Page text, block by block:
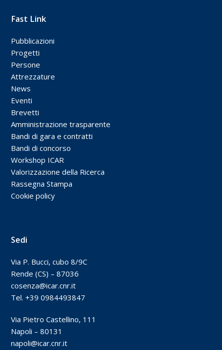
Fast Link
Pubblicazioni
Progetti
Persone
Attrezzature
News
Eventi
Brevetti
Amministrazione trasparente
Bandi di gara e contratti
Bandi di concorso
Workshop ICAR
Valorizzazione della Ricerca
Rassegna Stampa
Cookie policy
Sedi
Via P. Bucci, cubo 8/9C
Rende (CS) – 87036
cosenza@icar.cnr.it
Tel. +39 0984493847
Via Pietro Castellino, 111
Napoli – 80131
napoli@icar.cnr.it